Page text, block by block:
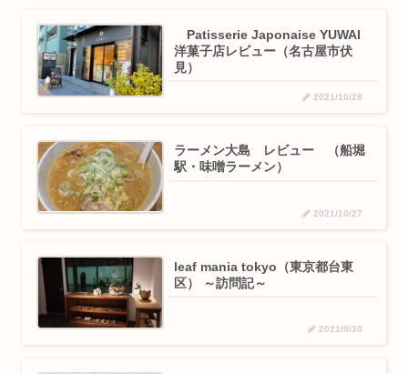
Patisserie Japonaise YUWAI
洋菓子店レビュー（名古屋市伏
見）
2021/10/28
ラーメン大島 レビュー （船堀
駅・味噌ラーメン）
2021/10/27
leaf mania tokyo（東京都台東
区） ～訪問記～
2021/9/30